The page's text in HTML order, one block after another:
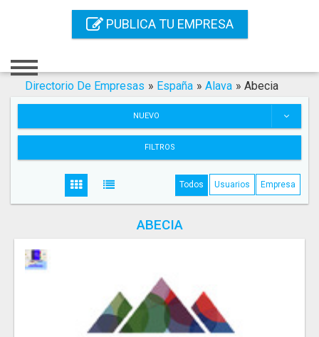
PUBLICA TU EMPRESA
Registro
Servicios SEO
Directorio De Empresas » España » Alava » Abecia
NUEVO
FILTROS
Todos Usuarios Empresa
ABECIA